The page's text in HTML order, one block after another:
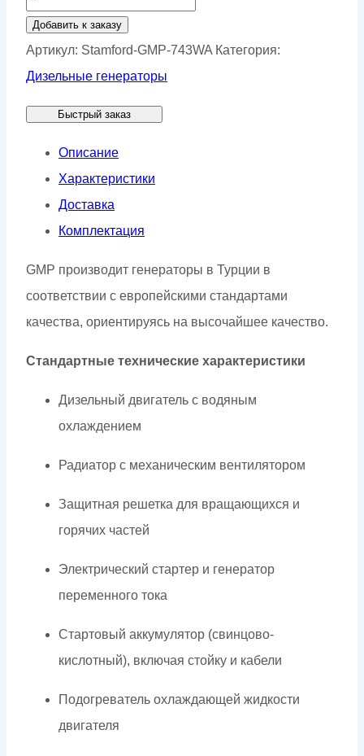
товара
Генератор
Stamford
743WA
Добавить к заказу
Артикул: Stamford-GMP-743WA Категория:
Дизельные генераторы
Быстрый заказ
Описание
Характеристики
Доставка
Комплектация
GMP производит генераторы в Турции в
соответствии с европейскими стандартами
качества, ориентируясь на высочайшее качество.
Стандартные технические характеристики
Дизельный двигатель с водяным
охлаждением
Радиатор с механическим вентилятором
Защитная решетка для вращающихся и
горячих частей
Электрический стартер и генератор
переменного тока
Стартовый аккумулятор (свинцово-
кислотный), включая стойку и кабели
Подогреватель охлаждающей жидкости
двигателя